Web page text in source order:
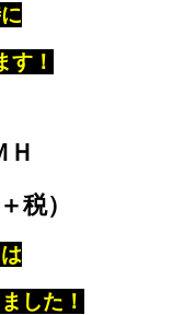
す！
税）
した！